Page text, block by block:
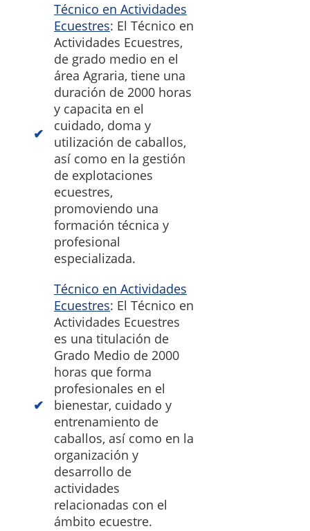
Técnico en Actividades
Ecuestres: El Técnico en
Actividades Ecuestres,
de grado medio en el
área Agraria, tiene una
duración de 2000 horas
y capacita en el
cuidado, doma y
utilización de caballos,
así como en la gestión
de explotaciones
ecuestres,
promoviendo una
formación técnica y
profesional
especializada.
Técnico en Actividades
Ecuestres: El Técnico en
Actividades Ecuestres
es una titulación de
Grado Medio de 2000
horas que forma
profesionales en el
bienestar, cuidado y
entrenamiento de
caballos, así como en la
organización y
desarrollo de
actividades
relacionadas con el
ámbito ecuestre.